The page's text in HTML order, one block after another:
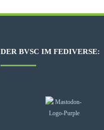
DER BVSC IM FEDIVERSE: